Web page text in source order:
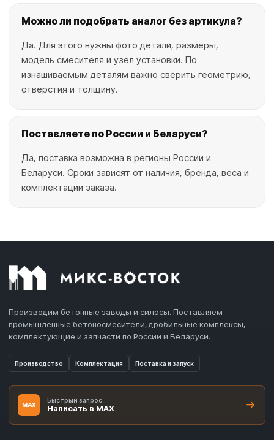
Можно ли подобрать аналог без артикула?
Да. Для этого нужны фото детали, размеры,
модель смесителя и узел установки. По
изнашиваемым деталям важно сверить геометрию,
отверстия и толщину.
Поставляете по России и Беларуси?
Да, поставка возможна в регионы России и
Беларуси. Сроки зависят от наличия, бренда, веса и
комплектации заказа.
Производим бетонные заводы и силосы. Поставляем
промышленные бетоносмесители, дробильные комплексы,
комплектующие и запчасти по России и Беларуси.
Производство Комплектация Поставка и запуск
MAX
Быстрый запрос
Написать в MAX